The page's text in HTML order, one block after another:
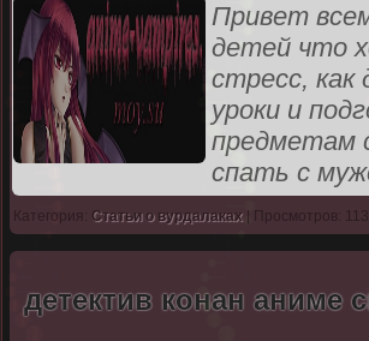
Привет
детей что
стресс,
уроки и
предметам
спать с
Категория: Статьи о вурдалаках | Просмотров:
детектив конан аниме